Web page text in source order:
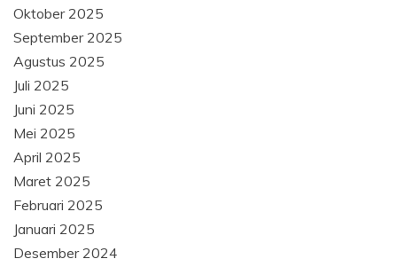
Oktober 2025
September 2025
Agustus 2025
Juli 2025
Juni 2025
Mei 2025
April 2025
Maret 2025
Februari 2025
Januari 2025
Desember 2024